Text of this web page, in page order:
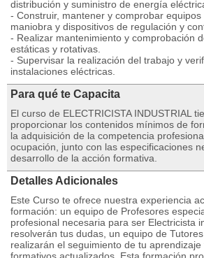
distribución y suministro de energía
- Construir, mantener y comprobar
maniobra y dispositivos de regulación y
- Realizar mantenimiento y comprobación
estáticas y rotativas.
- Supervisar la realización del trabajo y
instalaciones eléctricas.
Para qué te Capacita
El curso de ELECTRICISTA INDUSTRIAL
proporcionar los contenidos mínimos de
la adquisición de la competencia
ocupación, junto con las especificaciones
desarrollo de la acción formativa.
Detalles Adicionales
Este Curso te ofrece nuestra experiencia
formación: un equipo de Profesores
profesional necesaria para ser Electricista
resolverán tus dudas, un equipo de
realizarán el seguimiento de tu